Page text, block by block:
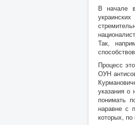
В начале
Так,
Процесс
ОУН
указания о
понимать
наравне с
которых,